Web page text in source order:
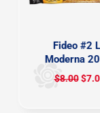
Fideo #2 La
Moderna 200
8.00$7.00